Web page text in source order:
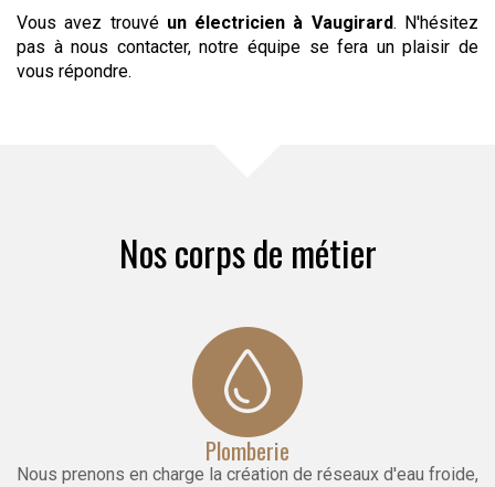
Vous avez trouvé un électricien à Vaugirard. N'hésitez
pas à nous contacter, notre équipe se fera un plaisir de
vous répondre.
Nos corps de métier
Plomberie
Nous prenons en charge la création de réseaux d'eau froide,